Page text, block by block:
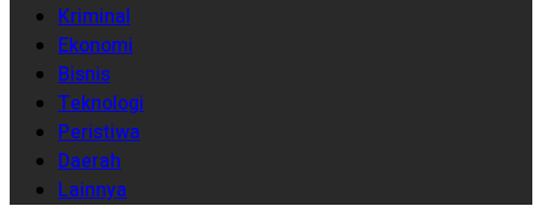
Kriminal
Ekonomi
Bisnis
Teknologi
Peristiwa
Daerah
Lainnya